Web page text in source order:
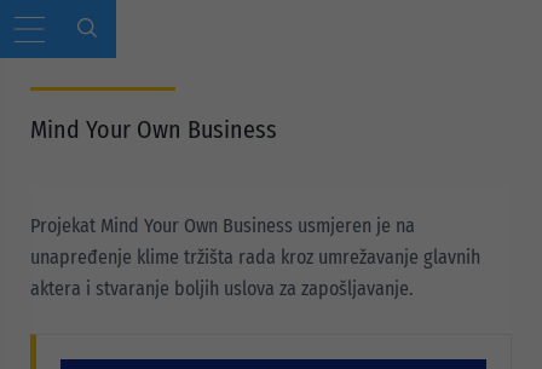
Mind Your Own Business
Projekat Mind Your Own Business usmjeren je na
unapređenje klime tržišta rada kroz umrežavanje glavnih
aktera i stvaranje boljih uslova za zapošljavanje.